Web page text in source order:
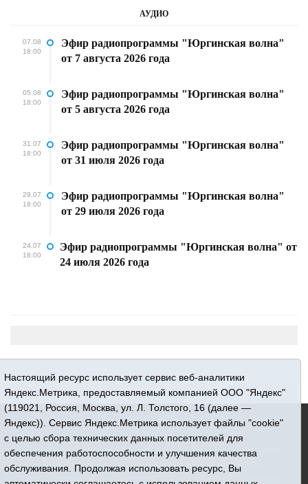
АУДИО
07.08
18:00
Эфир радиопрограммы "Юргинская волна"
от 7 августа 2026 года
05.08
18:00
Эфир радиопрограммы "Юргинская волна"
от 5 августа 2026 года
31.07
18:00
Эфир радиопрограммы "Юргинская волна"
от 31 июля 2026 года
29.07
18:00
Эфир радиопрограммы "Юргинская волна"
от 29 июля 2026 года
24.07
18:00
Эфир радиопрограммы "Юргинская волна" от
24 июля 2026 года
16+ © 2015-2026 Сетевое издание «Новости Юргинского
Регистрационный номер СМИ ЭЛ № ФС 77 - 66052 выдан
Федеральной службой по надзору в сфере связи,
Настоящий ресурс использует сервис веб-аналитики
Яндекс.Метрика, предоставляемый компанией ООО "Яндекс"
(119021, Россия, Москва, ул. Л. Толстого, 16 (далее —
Яндекс)). Сервис Яндекс.Метрика использует файлы "cookie"
с целью сбора технических данных посетителей для
обеспечения работоспособности и улучшения качества
обслуживания. Продолжая использовать ресурс, Вы